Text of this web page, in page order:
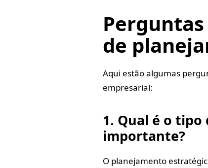
de
Aqui estão algumas
empresarial:
1. Qual é o
importante?
O planejamento